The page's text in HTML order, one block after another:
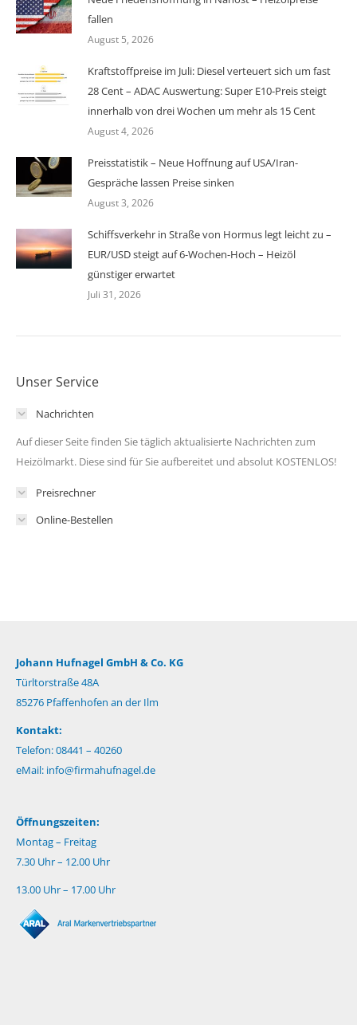
fallen
August 5, 2026
Kraftstoffpreise im Juli: Diesel verteuert sich um fast
28 Cent – ADAC Auswertung: Super E10-Preis steigt
innerhalb von drei Wochen um mehr als 15 Cent
August 4, 2026
Preisstatistik – Neue Hoffnung auf USA/Iran-
Gespräche lassen Preise sinken
August 3, 2026
Schiffsverkehr in Straße von Hormus legt leicht zu –
EUR/USD steigt auf 6-Wochen-Hoch – Heizöl
günstiger erwartet
Juli 31, 2026
Unser Service
Nachrichten
Auf dieser Seite finden Sie täglich aktualisierte Nachrichten zum
Heizölmarkt. Diese sind für Sie aufbereitet und absolut KOSTENLOS!
Preisrechner
Online-Bestellen
Johann Hufnagel GmbH & Co. KG
Türltorstraße 48A
85276 Pfaffenhofen an der Ilm
Kontakt:
Telefon: 08441 – 40260
eMail: info@firmahufnagel.de
Öffnungszeiten:
Montag – Freitag
7.30 Uhr – 12.00 Uhr
13.00 Uhr – 17.00 Uhr